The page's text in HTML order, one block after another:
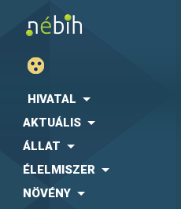
HIVATAL
AKTUÁLIS
ÁLLAT
ÉLELMISZER
NÖVÉNY